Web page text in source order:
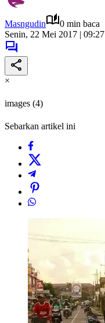
Masngudin
0 min baca
Senin, 22 Mei 2017 | 09:27
×
images (4)
Sebarkan artikel ini